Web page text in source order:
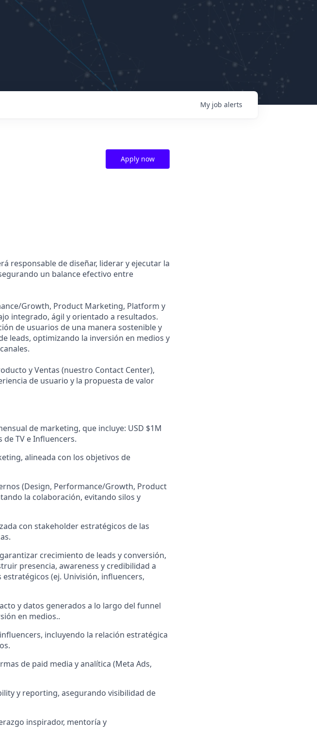
My job alerts
Apply now
responsable de diseñar, liderar y ejecutar la
un balance efectivo entre
Growth, Product Marketing, Platform y
integrado, ágil y orientado a resultados.
de usuarios de una manera sostenible y
leads, optimizando la inversión en medios y
y Ventas (nuestro Contact Center),
de usuario y la propuesta de valor
de marketing, que incluye: USD $1M
de TV e Influencers.
alineada con los objetivos de
(Design, Performance/Growth, Product
la colaboración, evitando silos y
con stakeholder estratégicos de las
crecimiento de leads y conversión,
presencia, awareness y credibilidad a
(ej. Univisión, influencers,
y datos generados a lo largo del funnel
en medios..
incluyendo la relación estratégica
de paid media y analítica (Meta Ads,
y reporting, asegurando visibilidad de
inspirador, mentoría y